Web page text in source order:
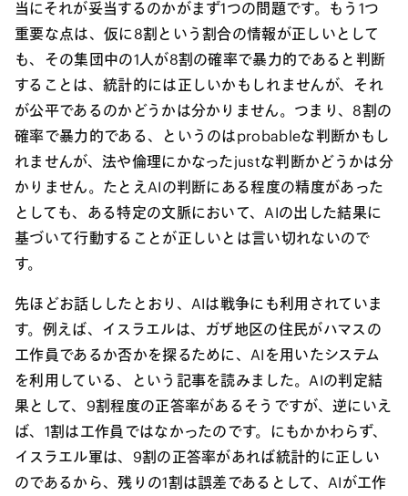
当にそれが妥当するのかがまず1つの問題です。もう1つ
重要な点は、仮に8割という割合の情報が正しいとして
も、その集団中の1人が8割の確率で暴力的であると判断
することは、統計的には正しいかもしれませんが、それ
が公平であるのかどうかは分かりません。つまり、8割の
確率で暴力的である、というのはprobableな判断かもし
れませんが、法や倫理にかなったjustな判断かどうかは分
かりません。たとえAIの判断にある程度の精度があった
としても、ある特定の文脈において、AIの出した結果に
基づいて行動することが正しいとは言い切れないので
す。
先ほどお話ししたとおり、AIは戦争にも利用されていま
す。例えば、イスラエルは、ガザ地区の住民がハマスの
工作員であるか否かを探るために、AIを用いたシステム
を利用している、という記事を読みました。AIの判定結
果として、9割程度の正答率があるそうですが、逆にいえ
ば、1割は工作員ではなかったのです。にもかかわらず、
イスラエル軍は、9割の正答率があれば統計的に正しい
のであるから、残りの1割は誤差であるとして、AIが工作